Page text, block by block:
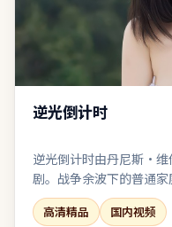
逆光倒计时
逆光倒计时由丹尼斯·维
剧。战争余波下的普通
常。科幻设定严谨自洽
值得在大银幕或高质量终
高清精品
国内视频